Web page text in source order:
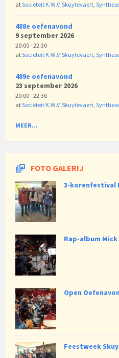
atSociëteit K.W.V. Skuytevaert,
488e oefenavond
9 september 2026
20:00 - 22:30
atSociëteit K.W.V. Skuytevaert,
489e oefenavond
23 september 2026
20:00 - 22:30
atSociëteit K.W.V. Skuytevaert,
MEER...
FOTO GALERIJ
3-korenfestival
Rap-album Mick
Open
Feestweek